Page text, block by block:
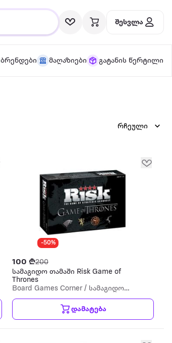
შესვლა
ბრენდები მაღაზიები გატანის წერტილი
რჩეული
-50%
100 ₾200
სამაგიდო თამაში Risk Game of
Thrones
Board Games Corner / სამაგიდო
თამაშების კუთხე
დამატება